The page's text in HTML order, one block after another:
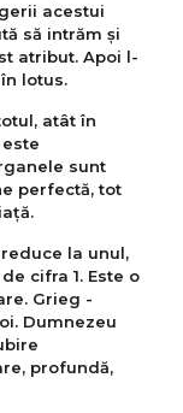
acestui
să intrăm şi
atribut. Apoi l-
lotus.
atât în
sunt
perfectă, tot
la unul,
cifra 1. Este o
Grieg -
Dumnezeu
profundă,